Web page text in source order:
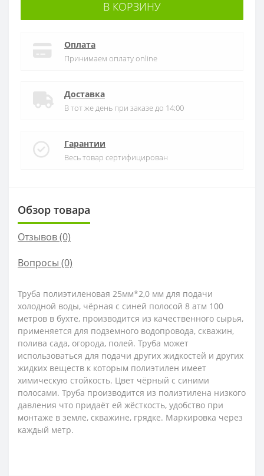
В КОРЗИНУ
Оплата
Принимаем оплату online
Доставка
В тот же день при заказе до 14:00
Гарантии
Весь товар сертифицирован
Обзор товара
Отзывов (0)
Вопросы (0)
Труба полиэтиленовая 25мм*2,0 мм для подачи
холодной воды, чёрная с синей полосой 8 атм 100
метров в бухте, производится из качественного сырья,
применяется для подземного водопровода, скважин,
полива сада, огорода, полей. Труба может
использоваться для подачи других жидкостей и других
жидких веществ к которым полиэтилен имеет
химическую стойкость. Цвет чёрный с синими
полосами. Труба производится из полиэтилена низкого
давления что придаёт ей жёсткость, удобство при
монтаже в земле, скважине, грядке. Маркировка через
каждый метр.